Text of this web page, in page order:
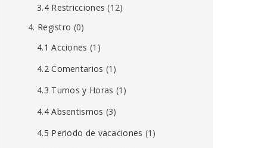
3.4 Restricciones (12)
4. Registro (0)
4.1 Acciones (1)
4.2 Comentarios (1)
4.3 Turnos y Horas (1)
4.4 Absentismos (3)
4.5 Periodo de vacaciones (1)